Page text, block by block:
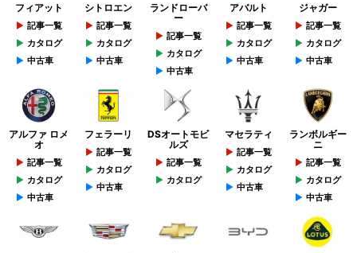
フィアット
記事一覧
カタログ
中古車
シトロエン
記事一覧
カタログ
中古車
ランドローバ
ー
記事一覧
カタログ
中古車
アバルト
記事一覧
カタログ
中古車
ジャガー
記事一覧
カタログ
中古車
アルファ ロメ
オ
記事一覧
カタログ
中古車
フェラーリ
記事一覧
カタログ
中古車
DSオートモビ
ルズ
記事一覧
カタログ
マセラティ
記事一覧
カタログ
中古車
ランボルギー
ニ
記事一覧
カタログ
中古車